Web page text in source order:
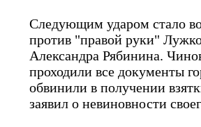
Следующим ударом стало
против "правой руки"
Александра Рябинина.
проходили все документы
обвинили в получении
заявил о невиновности